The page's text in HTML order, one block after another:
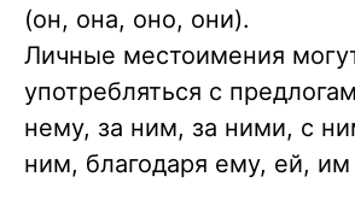
(он, она, оно, они).
Личные местоимения
употребляться с
нему, за ним, за ними, с
ним, благодаря ему, ей, им